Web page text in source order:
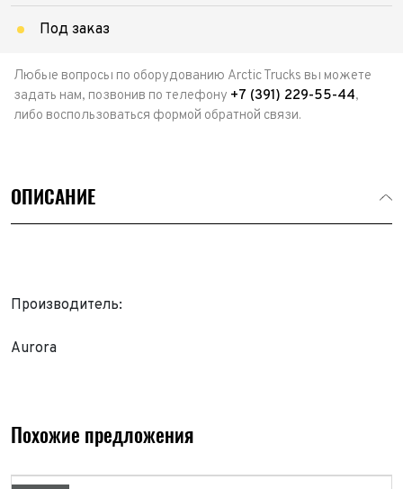
Под заказ
Любые вопросы по оборудованию Arctic Trucks вы можете
задать нам, позвонив по телефону +7 (391) 229-55-44,
либо воспользоваться формой обратной связи.
ОПИСАНИЕ
Производитель:
Aurora
Похожие предложения
ФИО*
Телефон*
Заявка на оценку
ФИО*